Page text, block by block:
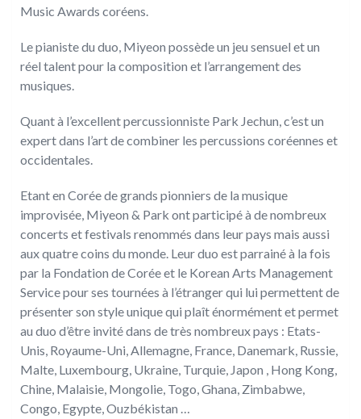
Music Awards coréens.
Le pianiste du duo, Miyeon possède un jeu sensuel et un
réel talent pour la composition et l’arrangement des
musiques.
Quant à l’excellent percussionniste Park Jechun, c’est un
expert dans l’art de combiner les percussions coréennes et
occidentales.
Etant en Corée de grands pionniers de la musique
improvisée, Miyeon & Park ont participé à de nombreux
concerts et festivals renommés dans leur pays mais aussi
aux quatre coins du monde. Leur duo est parrainé à la fois
par la Fondation de Corée et le Korean Arts Management
Service pour ses tournées à l’étranger qui lui permettent de
présenter son style unique qui plaît énormément et permet
au duo d’être invité dans de très nombreux pays : Etats-
Unis, Royaume-Uni, Allemagne, France, Danemark, Russie,
Malte, Luxembourg, Ukraine, Turquie, Japon , Hong Kong,
Chine, Malaisie, Mongolie, Togo, Ghana, Zimbabwe,
Congo, Egypte, Ouzbékistan …